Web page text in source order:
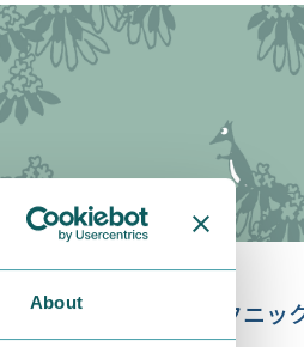
About
と遊ぼう！お庭ピクニッ